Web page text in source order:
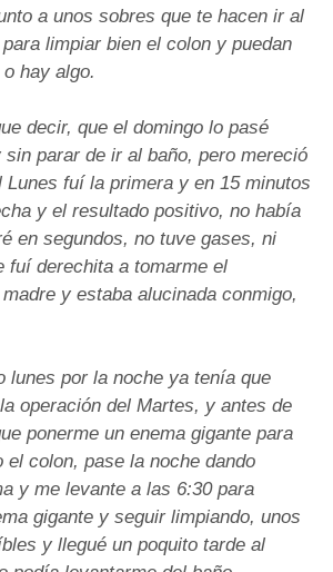
a unos sobres que te hacen ir al
limpiar bien el colon y puedan
hay algo.
decir, que el domingo lo pasé
parar de ir al baño, pero mereció
Lunes fuí la primera y en 15 minutos
y el resultado positivo, no había
en segundos, no tuve gases, ni
fuí derechita a tomarme el
y estaba alucinada conmigo,
lunes por la noche ya tenía que
operación del Martes, y antes de
ponerme un enema gigante para
el colon, pase la noche dando
y me levante a las 6:30 para
gigante y seguir limpiando, unos
y llegué un poquito tarde al